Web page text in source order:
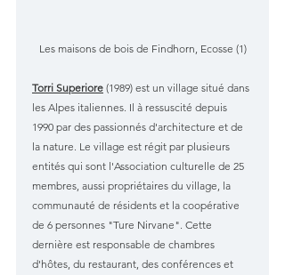
Les maisons de bois de Findhorn, Ecosse (1)
Torri Superiore (1989) est un village situé dans
les Alpes italiennes. Il à ressuscité depuis
1990 par des passionnés d'architecture et de
la nature. Le village est régit par plusieurs
entités qui sont l'Association culturelle de 25
membres, aussi propriétaires du village, la
communauté de résidents et la coopérative
de 6 personnes "Ture Nirvane". Cette
dernière est responsable de chambres
d'hôtes, du restaurant, des conférences et